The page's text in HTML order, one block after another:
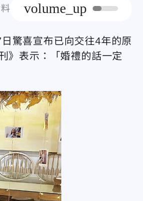
volume_up
驚喜宣布已向交往4年的原
》表示：「婚禮的話一定